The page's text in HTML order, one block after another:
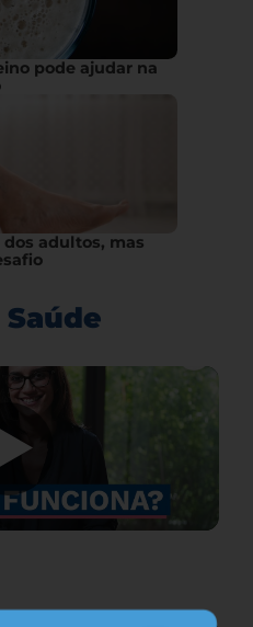
pode ajudar na
adultos, mas